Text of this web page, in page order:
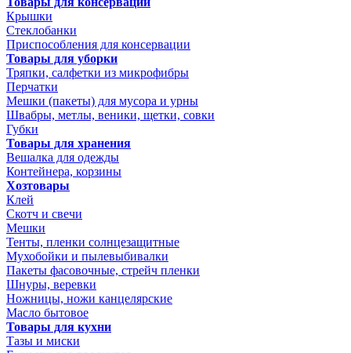
Крышки
Стеклобанки
Приспособления для консервации
Товары для уборки
Тряпки, салфетки из микрофибры
Перчатки
Мешки (пакеты) для мусора и урны
Швабры, метлы, веники, щетки, совки
Губки
Товары для хранения
Вешалка для одежды
Контейнера, корзины
Хозтовары
Клей
Скотч и свечи
Мешки
Тенты, пленки солнцезащитные
Мухобойки и пылевыбивалки
Пакеты фасовочные, стрейч пленки
Шнуры, веревки
Ножницы, ножи канцелярские
Масло бытовое
Товары для кухни
Тазы и миски